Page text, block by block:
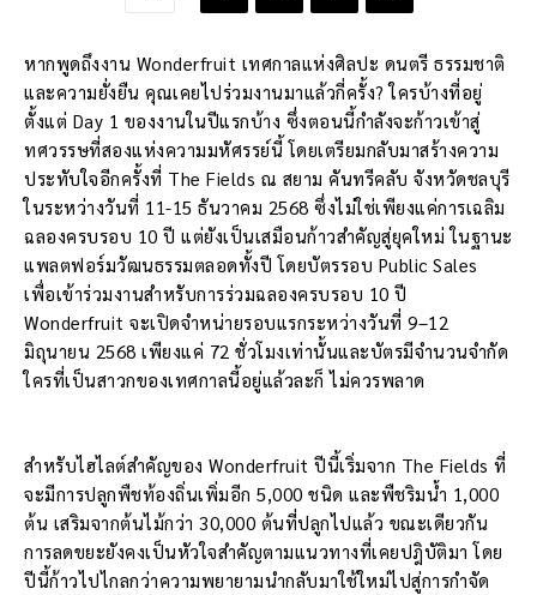
หากพูดถึงงาน Wonderfruit เทศกาลแห่งศิลปะ ดนตรี ธรรมชาติ
และความยั่งยืน คุณเคยไปร่วมงานมาแล้วกี่ครั้ง? ใครบ้างที่อยู่
ตั้งแต่ Day 1 ของงานในปีแรกบ้าง ซึ่งตอนนี้กำลังจะก้าวเข้าสู่
ทศวรรษที่สองแห่งความมหัศรรย์นี้ โดยเตรียมกลับมาสร้างความ
ประทับใจอีกครั้งที่ The Fields ณ สยาม คันทรีคลับ จังหวัดชลบุรี
ในระหว่างวันที่ 11-15 ธันวาคม 2568 ซึ่งไม่ใช่เพียงแค่การเฉลิม
ฉลองครบรอบ 10 ปี แต่ยังเป็นเสมือนก้าวสำคัญสู่ยุคใหม่ ในฐานะ
แพลตฟอร์มวัฒนธรรมตลอดทั้งปี โดยบัตรรอบ Public Sales
เพื่อเข้าร่วมงานสำหรับการร่วมฉลองครบรอบ 10 ปี
Wonderfruit จะเปิดจำหน่ายรอบแรกระหว่างวันที่ 9–12
มิถุนายน 2568 เพียงแค่ 72 ชั่วโมงเท่านั้นและบัตรมีจำนวนจำกัด
ใครที่เป็นสาวกของเทศกาลนี้อยู่แล้วละก็ ไม่ควรพลาด
สำหรับไฮไลต์สำคัญของ Wonderfruit ปีนี้เริ่มจาก The Fields ที่
จะมีการปลูกพืชท้องถิ่นเพิ่มอีก 5,000 ชนิด และพืชริมน้ำ 1,000
ต้น เสริมจากต้นไม้กว่า 30,000 ต้นที่ปลูกไปแล้ว ขณะเดียวกัน
การลดขยะยังคงเป็นหัวใจสำคัญตามแนวทางที่เคยปฎิบัติมา โดย
ปีนี้ก้าวไปไกลกว่าความพยายามนำกลับมาใช้ใหม่ไปสู่การกำจัด